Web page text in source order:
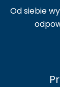
Od siebie